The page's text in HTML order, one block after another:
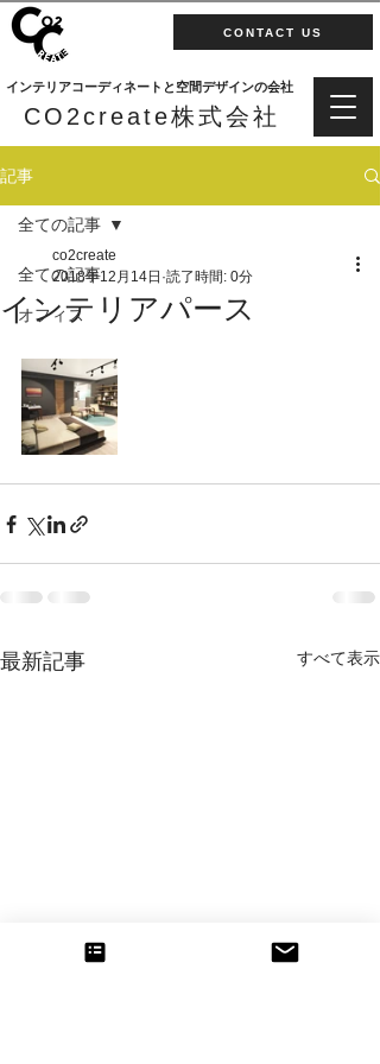
インテリアコーディネートと空間デザインの会社
CO2create株式会社
CONTACT US
記事
全ての記事
オフィス
全ての記事
インテリアパース
co2create
2018年12月14日 読了時間: 0分
最新記事 すべて表示